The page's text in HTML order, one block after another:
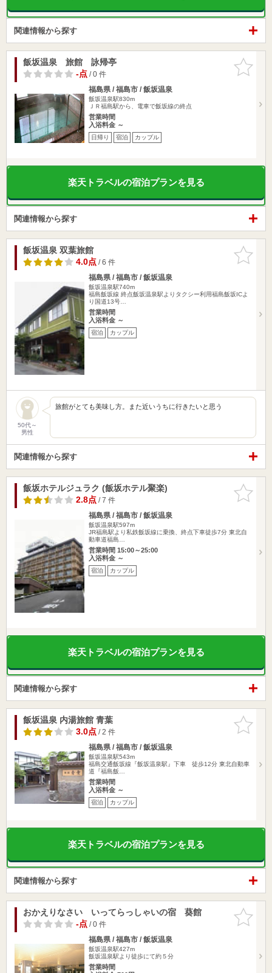
関連情報から探す
お気に入
りに追加
飯坂温泉 旅館 詠帰亭
-点/ 0 件
福島県 / 福島市 / 飯坂温泉
飯坂温泉駅830m
ＪＲ福島駅から、電車で飯坂線の終点
営業時間
入浴料金 ～
日帰り 宿泊 カップル
楽天トラベルの宿泊プランを見る
関連情報から探す
お気に入
りに追加
飯坂温泉 双葉旅館
4.0点/ 6 件
福島県 / 福島市 / 飯坂温泉
飯坂温泉駅740m
福島飯坂線 終点飯坂温泉駅よりタクシー利用福島飯坂ICよ
り国道13号…
営業時間
入浴料金 ～
宿泊 カップル
50代～
男性
旅館がとても美味し方。また近いうちに行きたいと思う
関連情報から探す
お気に入
りに追加
飯坂ホテルジュラク (飯坂ホテル聚楽)
2.8点/ 7 件
福島県 / 福島市 / 飯坂温泉
飯坂温泉駅597m
JR福島駅より私鉄飯坂線に乗換、終点下車徒歩7分 東北自
動車道福島…
営業時間 15:00～25:00
入浴料金 ～
宿泊 カップル
楽天トラベルの宿泊プランを見る
関連情報から探す
お気に入
りに追加
飯坂温泉 内湯旅館 青葉
3.0点/ 2 件
福島県 / 福島市 / 飯坂温泉
飯坂温泉駅543m
福島交通飯坂線『飯坂温泉駅』下車 徒歩12分 東北自動車
道『福島飯…
営業時間
入浴料金 ～
宿泊 カップル
楽天トラベルの宿泊プランを見る
関連情報から探す
お気に入
りに追加
おかえりなさい いってらっしゃいの宿 葵館
-点/ 0 件
福島県 / 福島市 / 飯坂温泉
飯坂温泉駅427m
飯坂温泉駅より徒歩にて約５分
営業時間